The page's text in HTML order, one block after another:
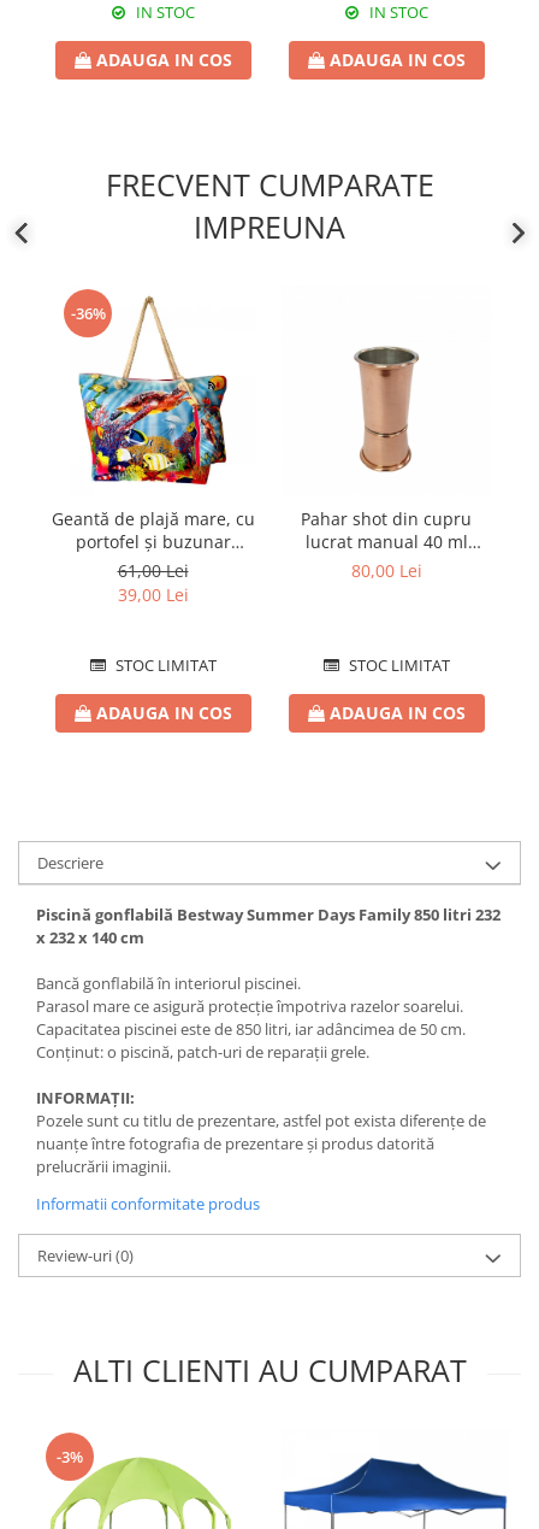
IN STOC
ADAUGA IN COS
IN STOC
ADAUGA IN COS
FRECVENT CUMPARATE
IMPREUNA
-36%
Geantă de plajă mare, cu
portofel și buzunar
interior KD2474
61,00 Lei
39,00 Lei
STOC LIMITAT
ADAUGA IN COS
Pahar shot din cupru
lucrat manual 40 ml
CTR39
80,00 Lei
STOC LIMITAT
ADAUGA IN COS
Descriere
Piscină gonflabilă Bestway Summer Days Family 850 litri 232
x 232 x 140 cm
Bancă gonflabilă în interiorul piscinei.
Parasol mare ce asigură protecție împotriva razelor soarelui.
Capacitatea piscinei este de 850 litri, iar adâncimea de 50 cm.
Conținut: o piscină, patch-uri de reparații grele.
INFORMAȚII:
Pozele sunt cu titlu de prezentare, astfel pot exista diferențe de
nuanțe între fotografia de prezentare și produs datorită
prelucrării imaginii.
Informatii conformitate produs
Review-uri(0)
ALTI CLIENTI AU CUMPARAT
-3%